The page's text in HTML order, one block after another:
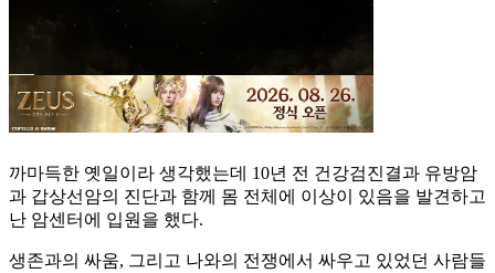
까마득한 옛일이라 생각했는데 10년 전 건강검진결과 유방암
과 갑상선암의 진단과 함께 몸 전체에 이상이 있음을 발견하고
난 암센터에 입원을 했다.
생존과의 싸움, 그리고 나와의 전쟁에서 싸우고 있었던 사람들